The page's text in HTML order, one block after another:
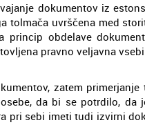
dokumentov iz
tolmača uvrščena med
princip obdelave
pravno veljavna
zatem
da bi se potrdilo,
pri sebi imeti tudi izvirni